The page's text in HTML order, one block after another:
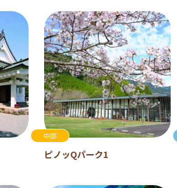
中部
ピノッQパーク1